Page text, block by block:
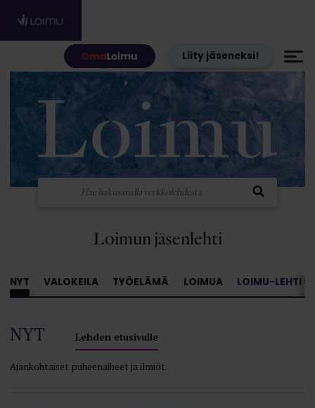
Liity jäseneksi!
Loimun jäsenlehti
NYT VALOKEILA TYÖELÄMÄ LOIMUA LOIMU-LEHTI »
NYT Lehden etusivulle
Ajankohtaiset puheenaiheet ja ilmiöt.